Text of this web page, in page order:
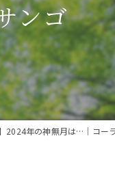
ュアル
ンゴ
】2024年の神無月は…｜コー